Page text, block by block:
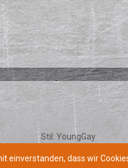
Stil: YoungGay
Software:WoltLab
einverstanden, dass wir